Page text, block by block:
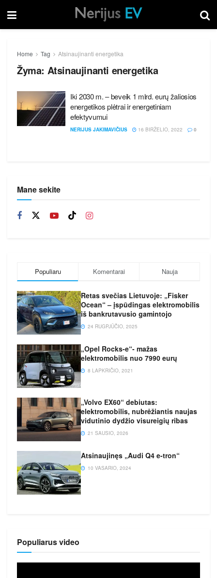
Home Tag Atsinaujinanti energetika
Žyma: Atsinaujinanti energetika
Iki 2030 m. – beveik 1 mlrd. eurų žaliosios
energetikos plėtrai ir energetiniam
efektyvumui
NERIJUS JAKIMAVIČIUS 16 BIRŽELIO, 2022 0
Mane sekite
Populiaru Komentarai Nauja
Retas svečias Lietuvoje: „Fisker
Ocean“ – įspūdingas elektromobilis
iš bankrutavusio gamintojo
24 RUGPJŪČIO, 2025
„Opel Rocks-e“- mažas
elektromobilis nuo 7990 eurų
8 LAPKRIČIO, 2021
„Volvo EX60“ debiutas:
elektromobilis, nubrėžiantis naujas
vidutinio dydžio visureigių ribas
21 SAUSIO, 2026
Atsinaujinęs „Audi Q4 e-tron“
10 VASARIO, 2024
Populiarus video